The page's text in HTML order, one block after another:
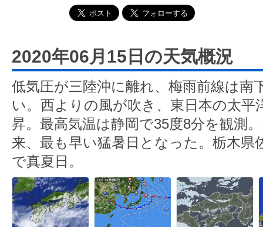
2020年06月15日の天気概況
低気圧が三陸沖に離れ、梅雨前線は南
い。西よりの風が吹き、東日本の太平
昇。最高気温は静岡で35度8分を観測
来、最も早い猛暑日となった。栃木県
で真夏日。